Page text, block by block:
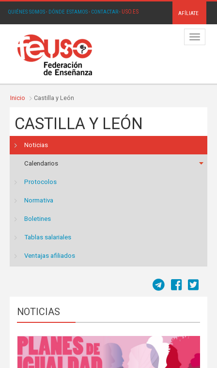
QUIÉNES SOMOS· DÓNDE ESTAMOS· CONTACTAR· USO.ES AFÍLIATE
Menú
Inicio Castilla y León
CASTILLA Y LEÓN
Noticias
Calendarios
Protocolos
Normativa
Boletines
Tablas salariales
Ventajas afiliados
NOTICIAS